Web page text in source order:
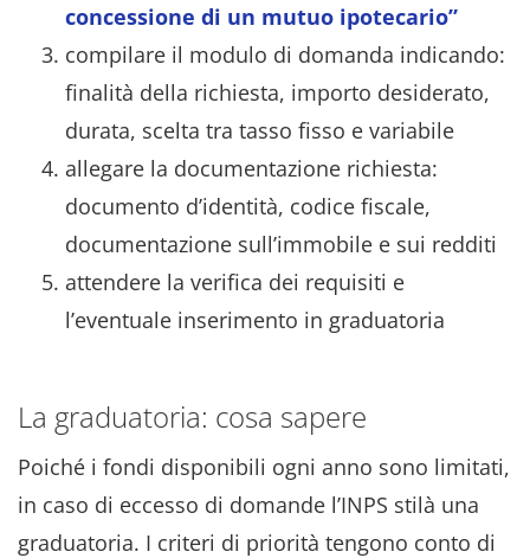
concessione di un mutuo ipotecario”
compilare il modulo di domanda indicando:
finalità della richiesta, importo desiderato,
durata, scelta tra tasso fisso e variabile
allegare la documentazione richiesta:
documento d’identità, codice fiscale,
documentazione sull’immobile e sui redditi
attendere la verifica dei requisiti e
l’eventuale inserimento in graduatoria
La graduatoria: cosa sapere
Poiché i fondi disponibili ogni anno sono limitati,
in caso di eccesso di domande l’INPS stilà una
graduatoria. I criteri di priorità tengono conto di